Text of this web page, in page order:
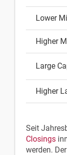
Lower
Higher
Large
Higher
Seit
Closings
werden.